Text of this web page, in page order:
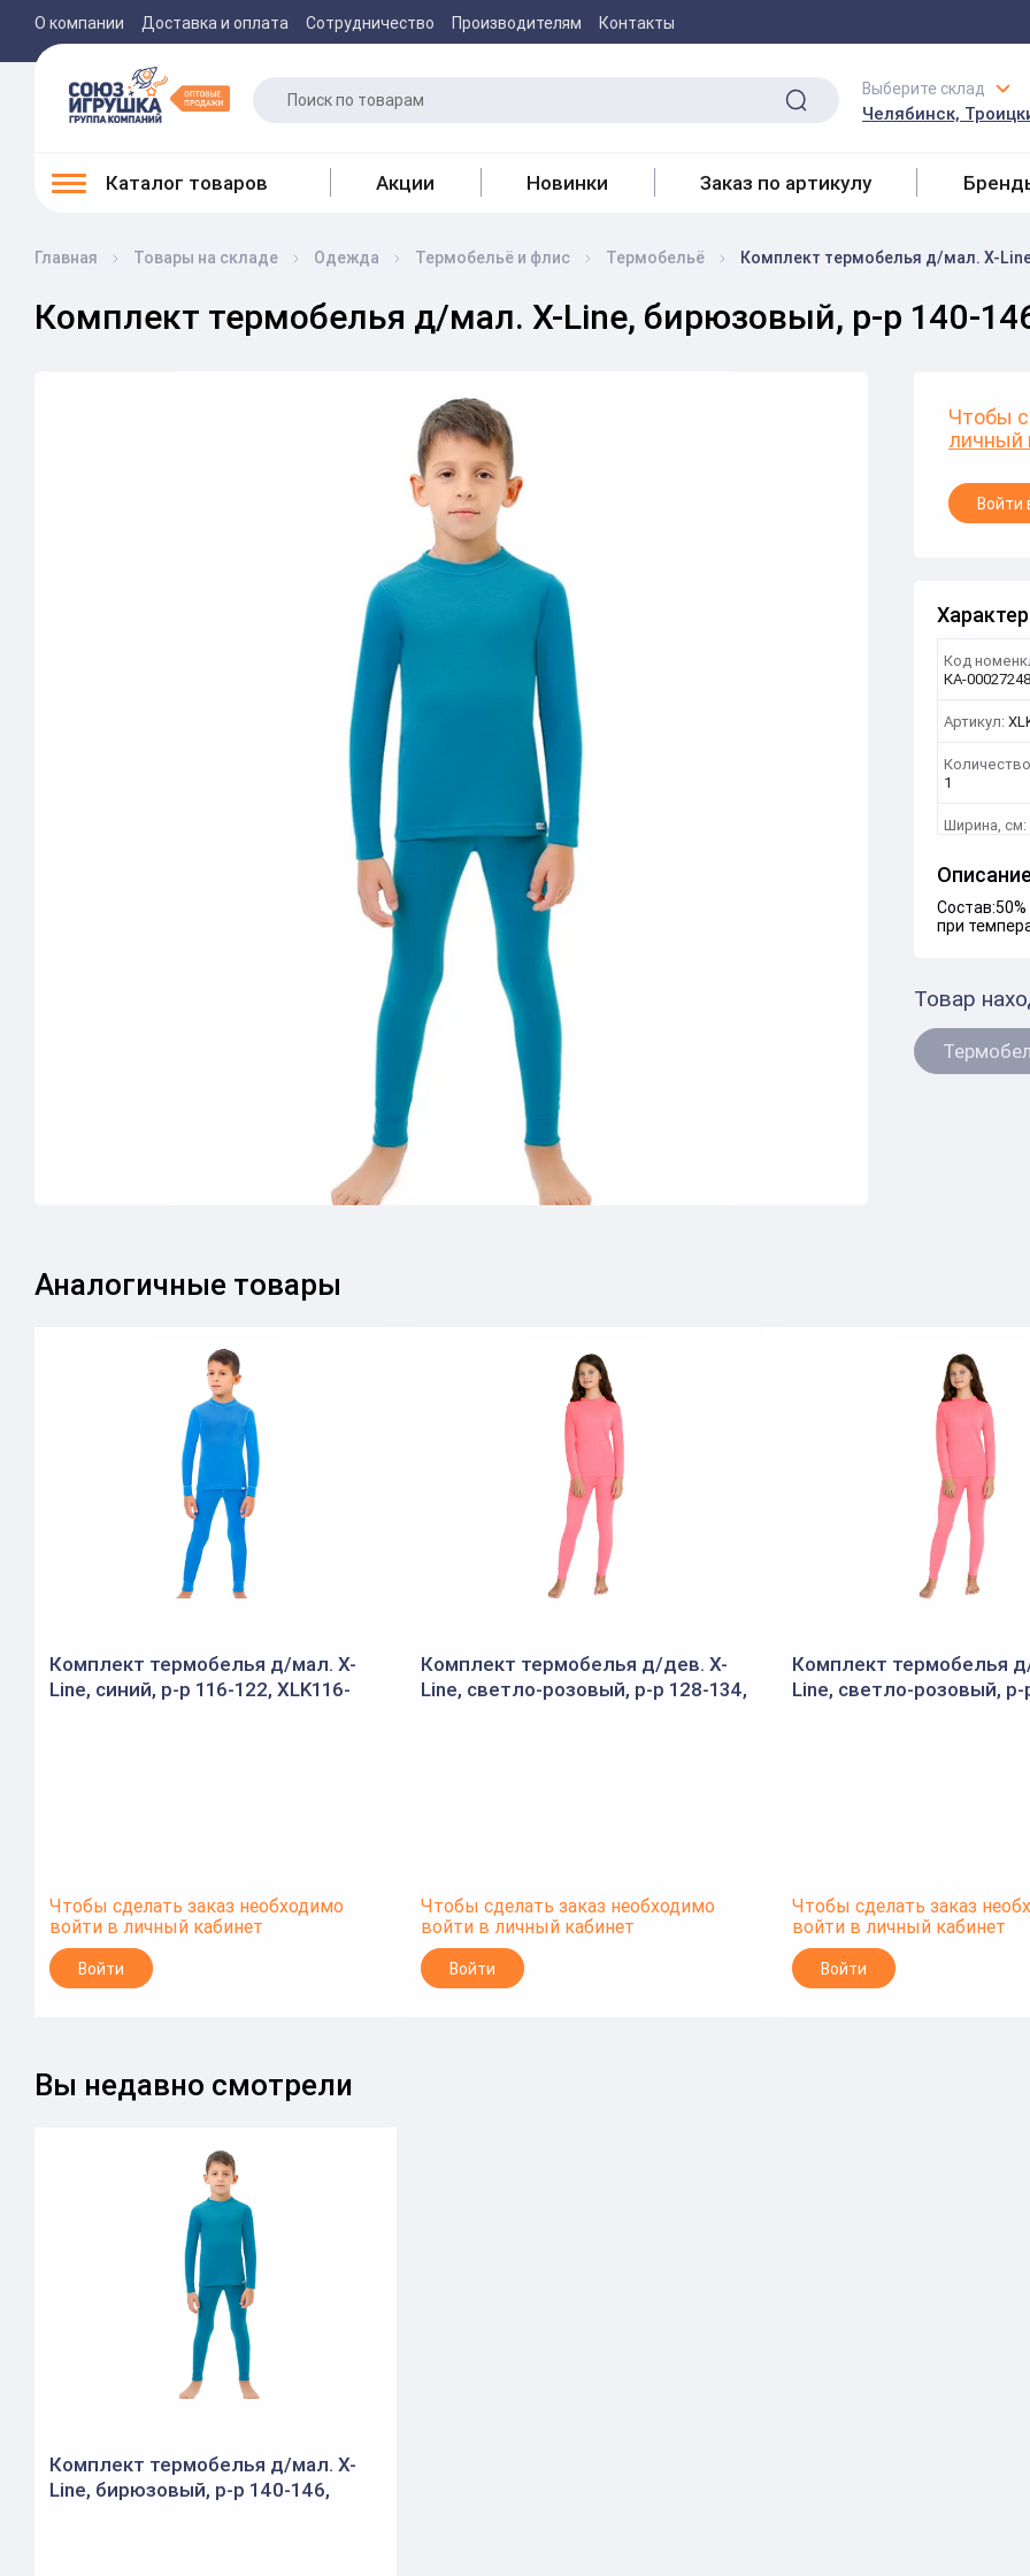
О компании Доставка и оплата Сотрудничество Производителям Контакты
Выберите склад
Челябинск,
Каталог товаров Акции Новинки Заказ по артикулу
Главная Товары на складе Одежда Термобельё и флис Термобельё Комплект термобелья д/мал. X-
Комплект термобелья д/мал. X-Line, бирюзовый, р-р 140-
Чтобы
личный
Войти
Код
КА-00027248
Артикул:
1
Ширина, см:
при
Товар
Аналогичные товары
Комплект термобелья д/мал. X-
Line, синий, р-р 116-122, XLK116-
Чтобы сделать заказ необходимо
войти в личный кабинет
Войти
Комплект термобелья д/дев. X-
Line, светло-розовый, р-р 128-134,
Чтобы сделать заказ необходимо
войти в личный кабинет
Войти
Комплект термобелья
Line, светло-розовый, р-
Чтобы сделать заказ
войти в личный кабинет
Войти
Вы недавно смотрели
Комплект термобелья д/мал. X-
Line, бирюзовый, р-р 140-146,